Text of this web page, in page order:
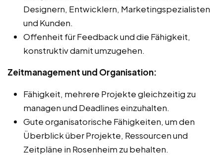
Designern, Entwicklern, Marketingspezialisten
und Kunden.
Offenheit für Feedback und die Fähigkeit,
konstruktiv damit umzugehen.
Zeitmanagement und Organisation:
Fähigkeit, mehrere Projekte gleichzeitig zu
managen und Deadlines einzuhalten.
Gute organisatorische Fähigkeiten, um den
Überblick über Projekte, Ressourcen und
Zeitpläne in Rosenheim zu behalten.